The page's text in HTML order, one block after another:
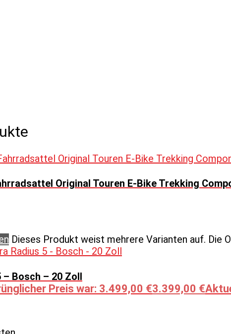
Original Touren E-Bike Trekking
Dieses Produkt weist mehrere Varianten auf. Die
– Bosch – 20 Zoll
Preis war: 3.499,00 €3.399,00 €